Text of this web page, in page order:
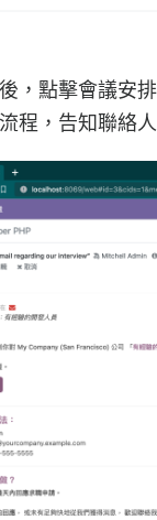
，點擊會議安
程，告知聯絡